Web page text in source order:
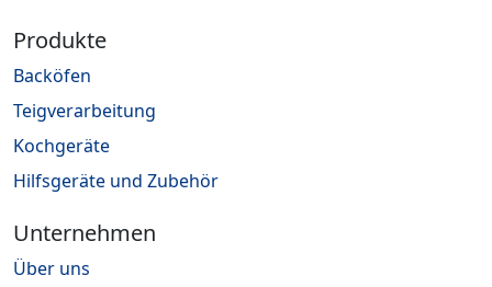
Produkte
Backöfen
Teigverarbeitung
Kochgeräte
Hilfsgeräte und Zubehör
Unternehmen
Über uns